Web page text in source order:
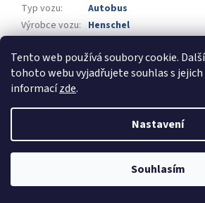
Tento web používá soubory cookie.
tohoto webu vyjadřujete souhlas s jejich
informacízde.
Nastavení
Souhlasím
Typ vozu:
Autobus
Výrobce vozu: Henschel
Barva: žlutá,vínová
Vytvořil Shoptet
Automodels.cz.